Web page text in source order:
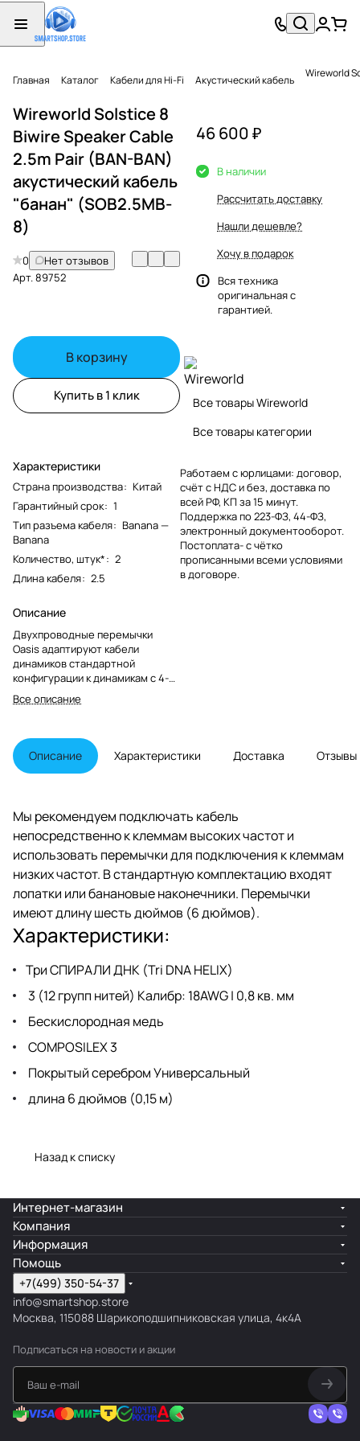
Главная Каталог Кабели для Hi-Fi Акустический кабель Wireworld
Wireworld Solstice 8
Biwire Speaker Cable
2.5m Pair (BAN-BAN)
акустический кабель
"банан" (SOB2.5MB-
8)
0
Нет отзывов
Арт.89752
В корзину
Купить в 1 клик
Характеристики
Страна производства: Китай
Гарантийный срок: 1
Тип разъема кабеля: Banana —
Banana
Количество, штук*: 2
Длина кабеля: 2.5
Описание
Двухпроводные перемычки
Oasis адаптируют кабели
динамиков стандартной
конфигурации к динамикам с 4-
клеммными двухпроводными
входами.
Все описание
46 600 ₽
В наличии
Рассчитать доставку
Нашли дешевле?
Хочу в подарок
Вся техника
оригинальная с
гарантией.
Все товары Wireworld
Все товары категории
Работаем с юрлицами: договор,
счёт с НДС и без, доставка по
всей РФ, КП за 15 минут.
Поддержка по 223-ФЗ, 44-ФЗ,
электронный документооборот.
Постоплата- с чётко
прописанными всеми условиями
в договоре.
Описание Характеристики Доставка Отзывы
Мы рекомендуем подключать кабель
непосредственно к клеммам высоких частот и
использовать перемычки для подключения к клеммам
низких частот. В стандартную комплектацию входят
лопатки или банановые наконечники. Перемычки
имеют длину шесть дюймов (6 дюймов).
Характеристики:
Три СПИРАЛИ ДНК (Tri DNA HELIX)
3 (12 групп нитей) Калибр: 18AWG | 0,8 кв. мм
Бескислородная медь
COMPOSILEX 3
Покрытый серебром Универсальный
длина 6 дюймов (0,15 м)
Назад к списку
Интернет-магазин
Компания
Информация
Помощь
+7(499) 350-54-37
info@smartshop.store
Москва, 115088 Шарикоподшипниковская улица, 4к4А
Подписаться на новости и акции